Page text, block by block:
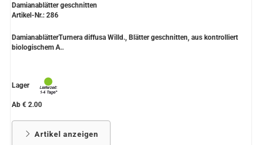
Damianablätter geschnitten
Artikel-Nr.: 286
DamianablätterTurnera diffusa Willd., Blätter geschnitten, aus kontrolliert
biologischem A..
Lager
Ab € 2.00
Artikel anzeigen